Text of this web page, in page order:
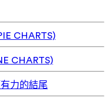
CHARTS)
CHARTS)
力的結尾